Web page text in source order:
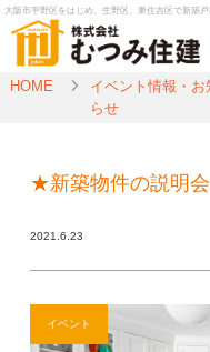
大阪市平野区をはじめ、生野区、東住吉区で新築
HOME
イベント情報・お
らせ
★新築物件の説明
2021.6.23
イベント